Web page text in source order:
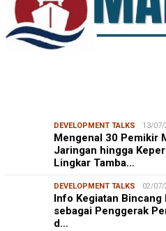
DEVELOPMENT TALKS 13/07/
Mengenal 30 Pemikir
Jaringan hingga
Lingkar Tamba…
DEVELOPMENT TALKS 02/07/
Info Kegiatan Bincang
sebagai Penggerak
d…